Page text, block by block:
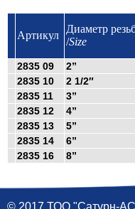
Артикул
Диаметр
/Size
2835 09 2”
2835 10
2 1/2″
2835 11
3”
2835 12
4”
2835 13
5”
2835 14
6”
2835 16
8”